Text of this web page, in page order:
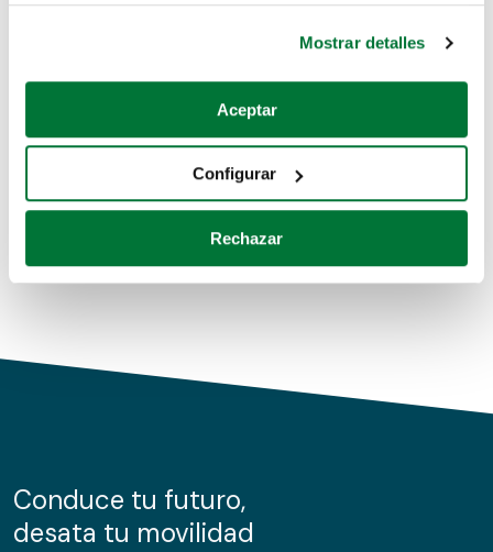
Si lo permite, también quisiéramos:
Recopilar información sobre su ubicación geográfica
Identificar su dispositivo analizándolo activamente
para buscar características específicas (huellas
Obtenga más información sobre cómo se procesan sus
de cookies.
información sobre el uso que haga del sitio web con
nuestros partners de redes sociales, publicidad y análisis
Mostrar detalles
Aceptar
Configurar
Rechazar
Coches de segunda mano
Coches de km0
Conduce tu futuro,
desata tu movilidad